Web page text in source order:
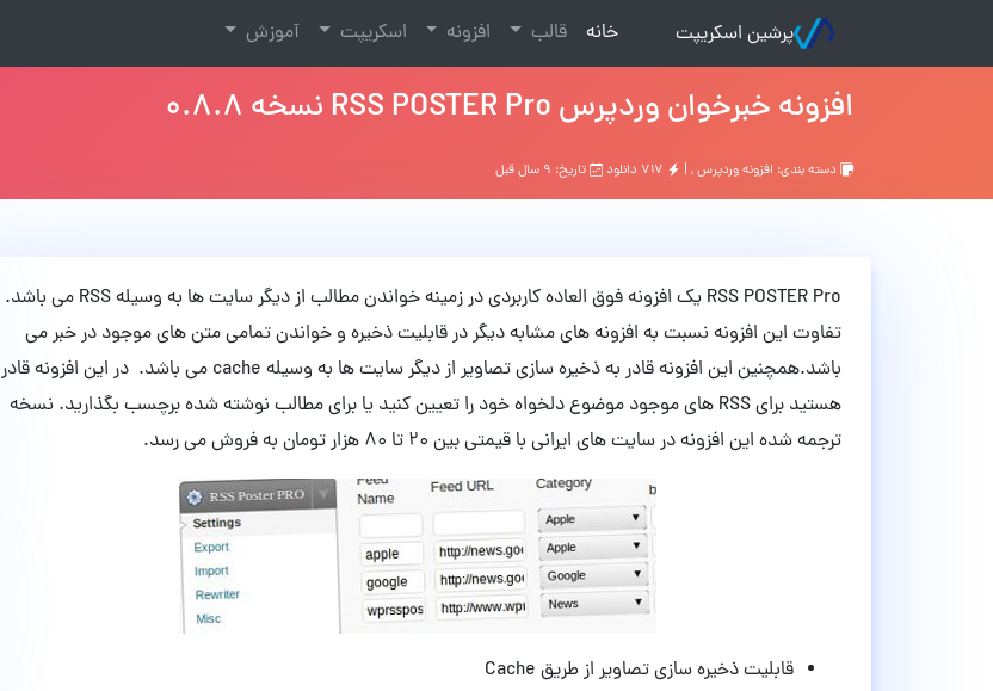
پرشین اسکریپت خانه
(current) قالب افزونه اسکریپت آموزش
افزونه خبرخوان وردپرس RSS POSTER Pro نسخه 0.8.8
دسته بندی: افزونه وردپرس, | تاریخ: ۹ سال قبل
RSS POSTER Pro یک افزونه فوق العاده کاربردی در زمینه خواندن مطالب از دیگر سایت ها به وسیله RSS می باشد.
تفاوت این افزونه نسبت به افزونه های مشابه دیگر در قابلیت ذخیره و خواندن تمامی متن های موجود در خبر می
باشد.همچنین این افزونه قادر به ذخیره سازی تصاویر از دیگر سایت ها به وسیله cache می باشد. در این افزونه قادر
هستید برای RSS های موجود موضوع دلخواه خود را تعیین کنید یا برای مطالب نوشته شده برچسب بگذارید. نسخه
ترجمه شده این افزونه در سایت های ایرانی با قیمتی بین 20 تا 80 هزار تومان به فروش می رسد.
قابلیت ذخیره سازی تصاویر از طریق Cache